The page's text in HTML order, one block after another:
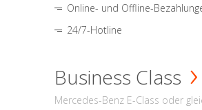
Online- und Offline-
24/7-Hotline
Business Class
Mercedes-Benz E-Class oder